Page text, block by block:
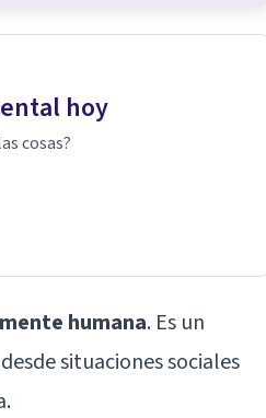
hoy
cosas?
humana. Es un
situaciones sociales